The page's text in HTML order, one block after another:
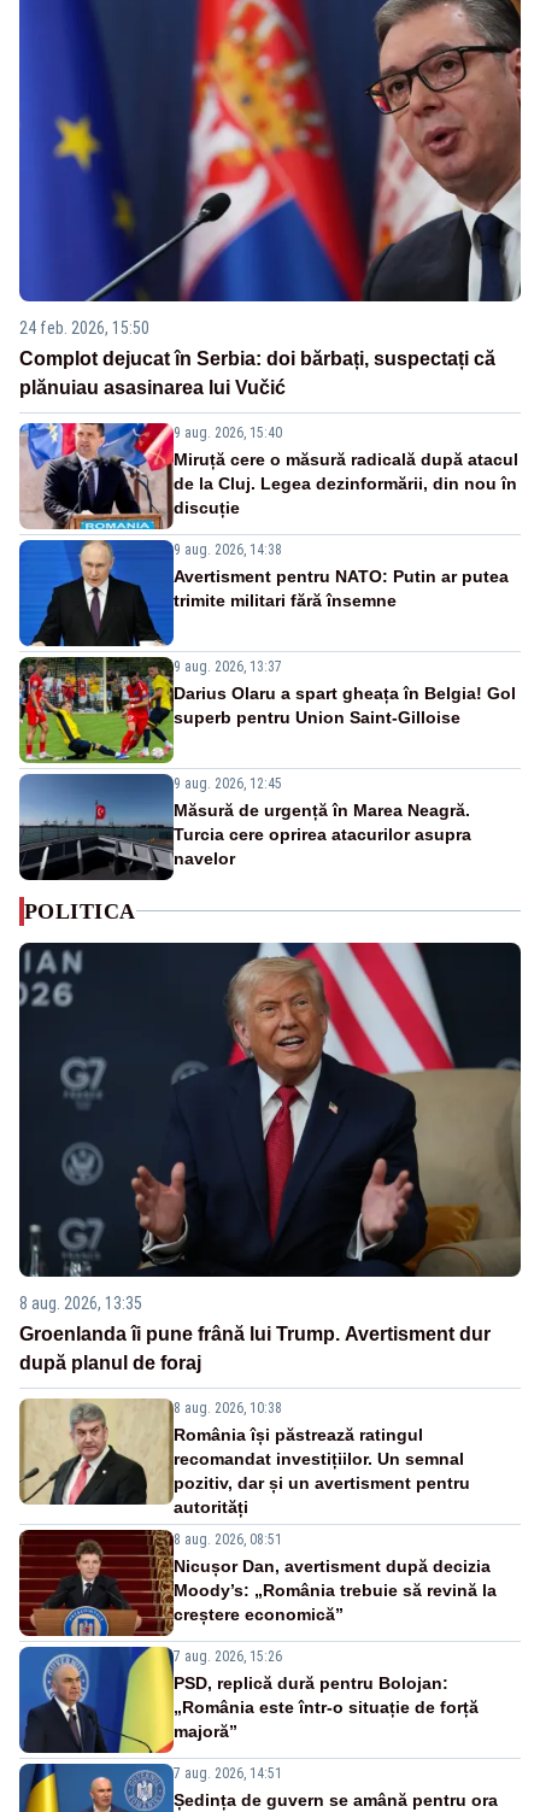
24 feb. 2026, 15:50
Complot dejucat în Serbia: doi bărbați, suspectați că
plănuiau asasinarea lui Vučić
9 aug. 2026, 15:40
Miruță cere o măsură radicală după atacul
de la Cluj. Legea dezinformării, din nou în
discuție
9 aug. 2026, 14:38
Avertisment pentru NATO: Putin ar putea
trimite militari fără însemne
9 aug. 2026, 13:37
Darius Olaru a spart gheața în Belgia! Gol
superb pentru Union Saint-Gilloise
9 aug. 2026, 12:45
Măsură de urgență în Marea Neagră.
Turcia cere oprirea atacurilor asupra
navelor
POLITICA
8 aug. 2026, 13:35
Groenlanda îi pune frână lui Trump. Avertisment dur
după planul de foraj
8 aug. 2026, 10:38
România își păstrează ratingul
recomandat investițiilor. Un semnal
pozitiv, dar și un avertisment pentru
autorități
8 aug. 2026, 08:51
Nicușor Dan, avertisment după decizia
Moody’s: „România trebuie să revină la
creștere economică”
7 aug. 2026, 15:26
PSD, replică dură pentru Bolojan:
„România este într-o situație de forță
majoră”
7 aug. 2026, 14:51
Ședința de guvern se amână pentru ora